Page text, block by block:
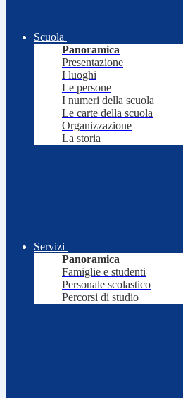
Scuola
Panoramica
Presentazione
I luoghi
Le persone
I numeri della scuola
Le carte della scuola
Organizzazione
La storia
Servizi
Panoramica
Famiglie e studenti
Personale scolastico
Percorsi di studio